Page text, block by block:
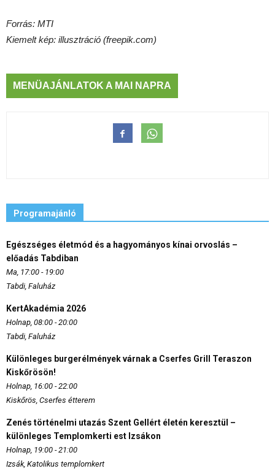
Forrás: MTI
Kiemelt kép: illusztráció (freepik.com)
MENÜAJÁNLATOK A MAI NAPRA
Programajánló
Egészséges életmód és a hagyományos kínai orvoslás –
előadás Tabdiban
Ma, 17:00 - 19:00
Tabdi, Faluház
KertAkadémia 2026
Holnap, 08:00 - 20:00
Tabdi, Faluház
Különleges burgerélmények várnak a Cserfes Grill Teraszon
Kiskőrösön!
Holnap, 16:00 - 22:00
Kiskőrös, Cserfes étterem
Zenés történelmi utazás Szent Gellért életén keresztül –
különleges Templomkerti est Izsákon
Holnap, 19:00 - 21:00
Izsák, Katolikus templomkert